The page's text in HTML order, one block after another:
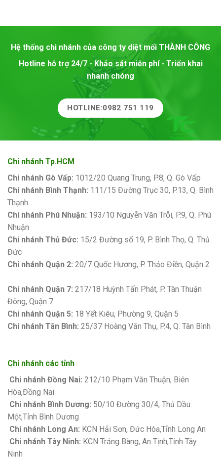
Hệ thống chi nhánh của công ty diệt mối THÀNH CÔNG
Hotline hỗ trợ 24/7 - Khảo sát miễn phí - Triển khai
nhanh chóng
HOTLINE:0982 751 119
Chi nhánh Tp.HCM
Chi nhánh Gò Vấp: 1012/20 Quang Trung, P.8, Q. Gò Vấp
Chi nhánh Bình Thạnh: 111/15 Đường Trục 30, P.13, Q. Bình
Thạnh
Chi nhánh Phú Nhuận: 193/10 Nguyễn Văn Trỗi, P.9, Q. Phú
Nhuận
Chi nhánh Thủ Đức: 15/2 Đường số 19, P. Bình Thọ, Q. Thủ
Đức
Chi nhánh Quận 2: 20/7 Quốc Hương, P. Thảo Điền, Quận 2
Chi nhánh Quận 7: 217/18 Huỳnh Tấn Phát, P. Tân Thuận
Đông, Quận 7
Chi nhánh Quận 5: 18 Yết Kiêu, Phường 9, Quận 5
Chi nhánh Tân Bình: 25/37 Hoàng Văn Thụ, P.4, Q. Tân Bình
Chi nhánh các tỉnh
Chi nhánh Đồng Nai: 212/10 Phạm Văn Thuận, Biên
Hòa,Đồng Nai
Chi nhánh Bình Dương: 50/10 Đường 30/4, Thủ Dầu
Một,Tỉnh Bình Dương
Chi nhánh Long An: KCN Hải Sơn, Đức Hòa,Tỉnh Long An
Chi nhánh Tây Ninh: KCN Trảng Bàng, An Tịnh,Tỉnh Tây
Ninh